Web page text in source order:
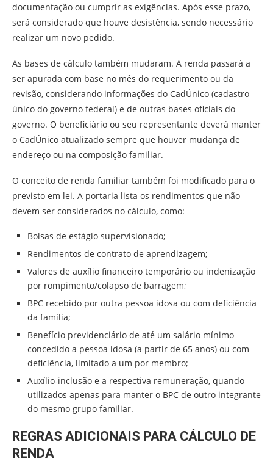
documentação ou cumprir as exigências. Após esse prazo,
será considerado que houve desistência, sendo necessário
realizar um novo pedido.
As bases de cálculo também mudaram. A renda passará a
ser apurada com base no mês do requerimento ou da
revisão, considerando informações do CadÚnico (cadastro
único do governo federal) e de outras bases oficiais do
governo. O beneficiário ou seu representante deverá manter
o CadÚnico atualizado sempre que houver mudança de
endereço ou na composição familiar.
O conceito de renda familiar também foi modificado para o
previsto em lei. A portaria lista os rendimentos que não
devem ser considerados no cálculo, como:
Bolsas de estágio supervisionado;
Rendimentos de contrato de aprendizagem;
Valores de auxílio financeiro temporário ou indenização
por rompimento/colapso de barragem;
BPC recebido por outra pessoa idosa ou com deficiência
da família;
Benefício previdenciário de até um salário mínimo
concedido a pessoa idosa (a partir de 65 anos) ou com
deficiência, limitado a um por membro;
Auxílio-inclusão e a respectiva remuneração, quando
utilizados apenas para manter o BPC de outro integrante
do mesmo grupo familiar.
REGRAS ADICIONAIS PARA CÁLCULO DE
RENDA